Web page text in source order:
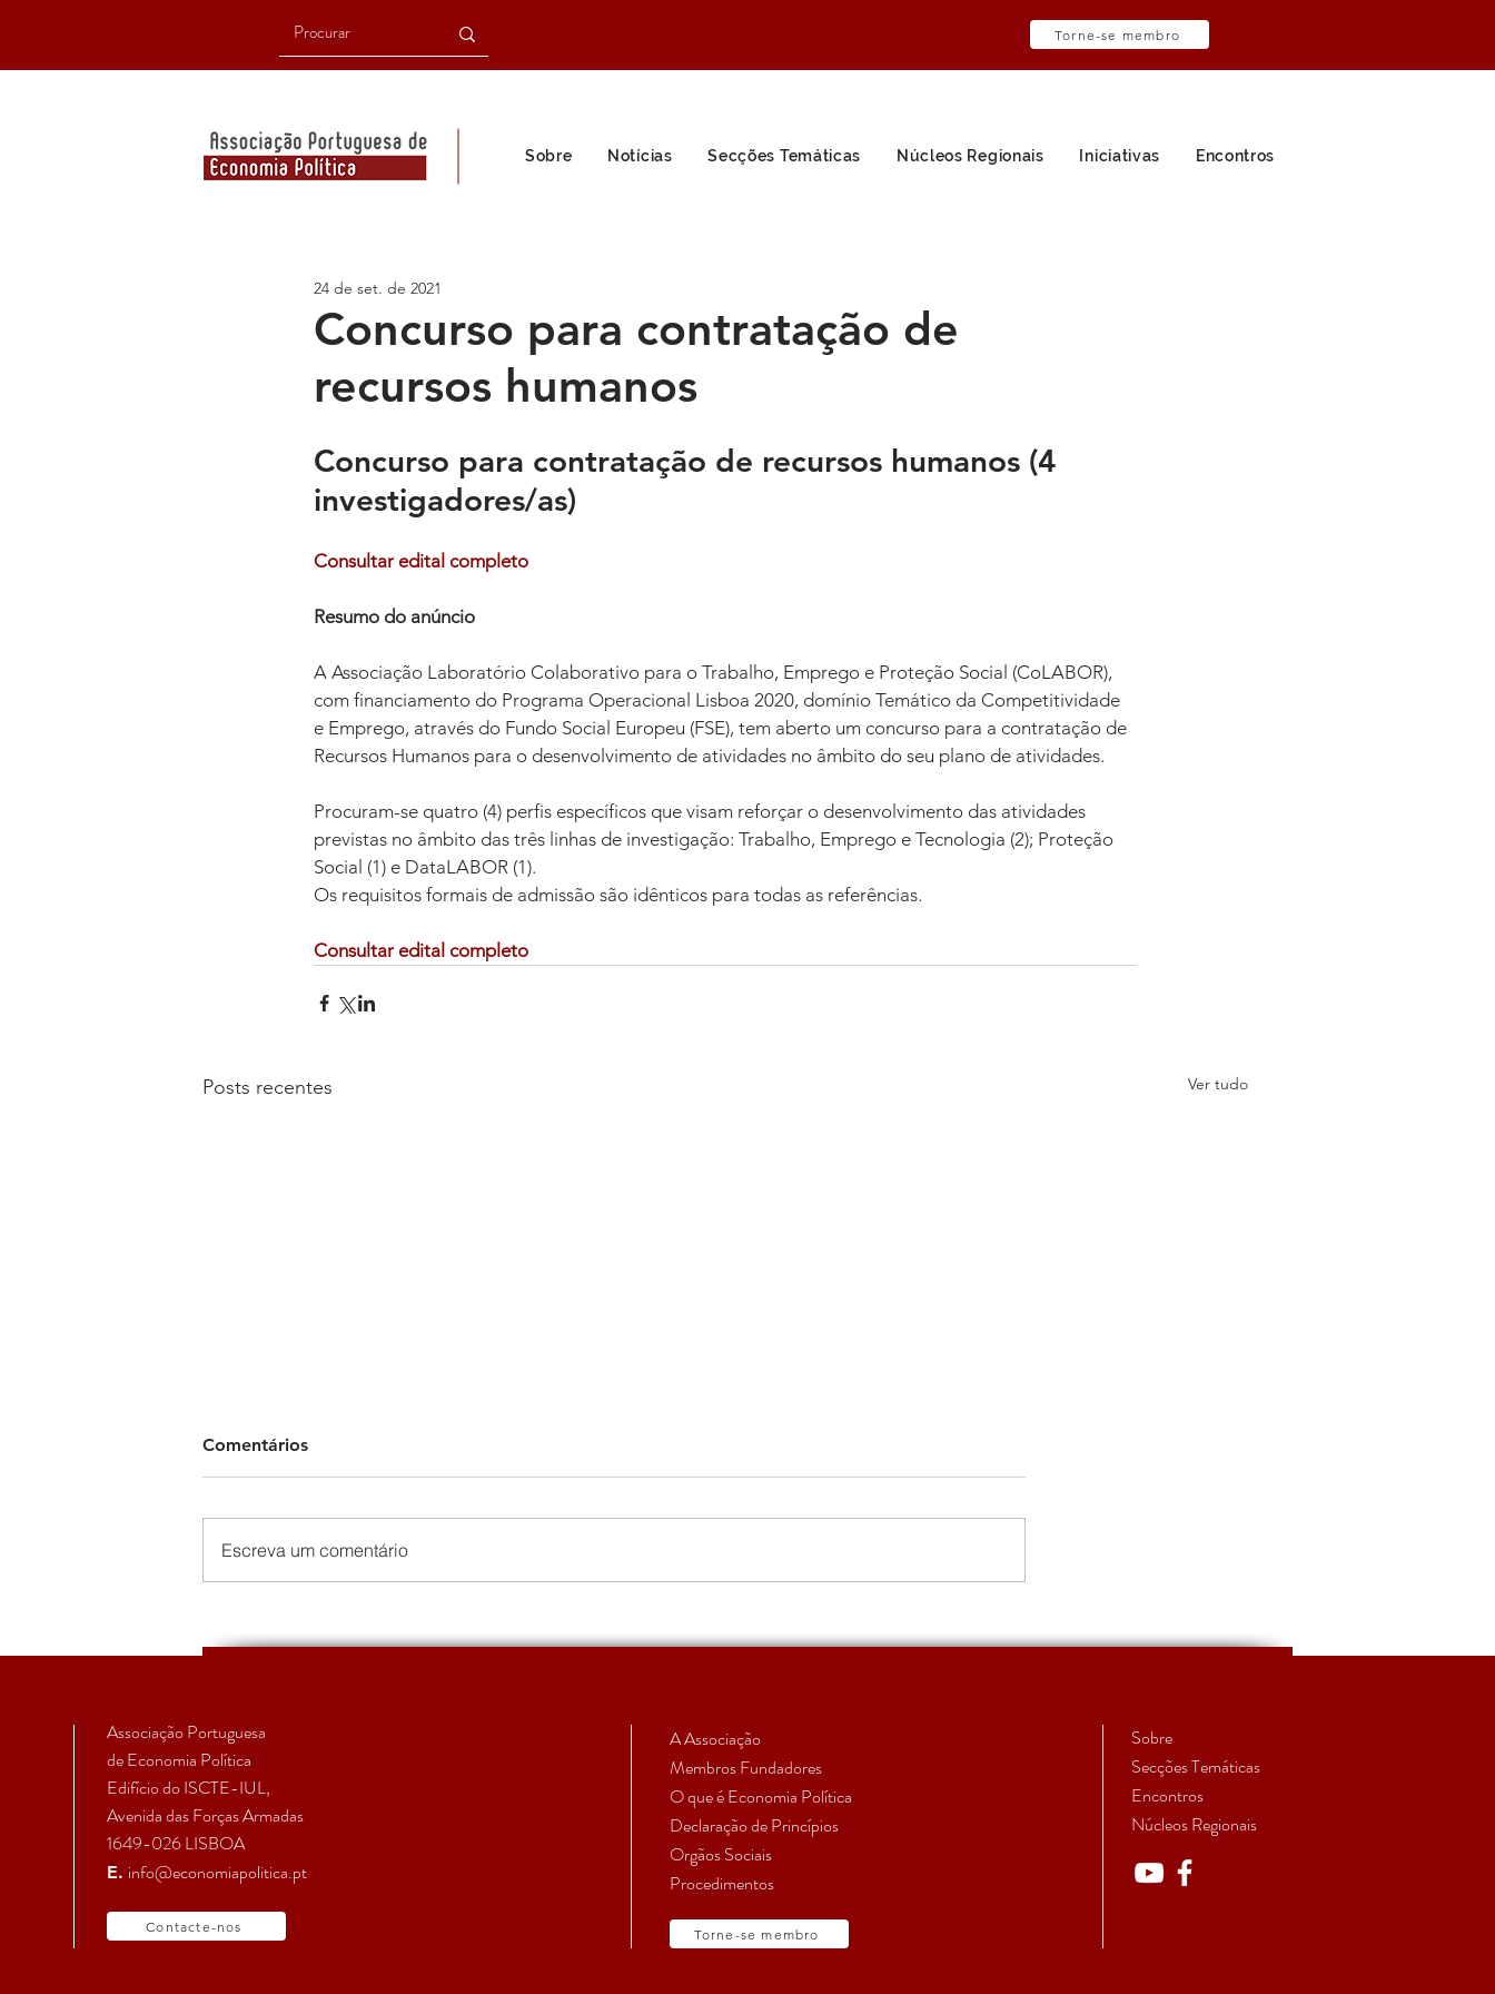
Torne-se membro
Sobre Notícias Secções Temáticas Núcleos Regionais Iniciativas Encontros
Concurso para contratação de
recursos humanos
24 de set. de 2021
Concurso para contratação de recursos humanos (4
investigadores/as)
Consultar edital completo
Resumo do anúncio
A Associação Laboratório Colaborativo para o Trabalho, Emprego e Proteção Social (CoLABOR),
com financiamento do Programa Operacional Lisboa 2020, domínio Temático da Competitividade
e Emprego, através do Fundo Social Europeu (FSE), tem aberto um concurso para a contratação de
Recursos Humanos para o desenvolvimento de atividades no âmbito do seu plano de atividades.
Procuram-se quatro (4) perfis específicos que visam reforçar o desenvolvimento das atividades
previstas no âmbito das três linhas de investigação: Trabalho, Emprego e Tecnologia (2); Proteção
Social (1) e DataLABOR (1).
Os requisitos formais de admissão são idênticos para todas as referências.
Consultar edital completo
Posts recentes Ver tudo
Candidaturas Abertas
Auxiliar
Comentários
Escreva um comentário
Associação Portuguesa
de Economia Política
Edifício do ISCTE-IUL,
Avenida das Forças Armadas
1649-026 LISBOA
E. info@economiapolitica.pt
Contacte-nos
A Associação
Membros Fundadores
O que é Economia Política
Declaração de Princípios
Orgãos Sociais
Procedimentos
Torne-se membro
Sobre
Secções Temáticas
Encontros
Núcleos Regionais